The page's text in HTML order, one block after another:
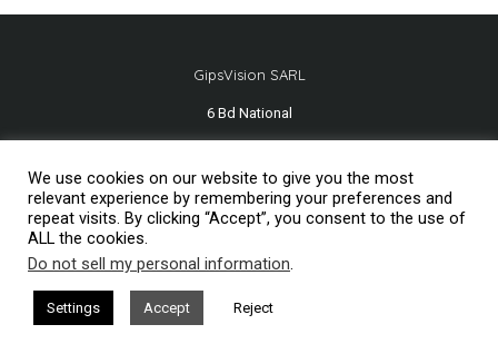
GipsVision SARL
6 Bd National
Tél.+33 491 334 407
We use cookies on our website to give you the most
relevant experience by remembering your preferences and
repeat visits. By clicking “Accept”, you consent to the use of
ALL the cookies.
Do not sell my personal information.
Settings Accept Reject